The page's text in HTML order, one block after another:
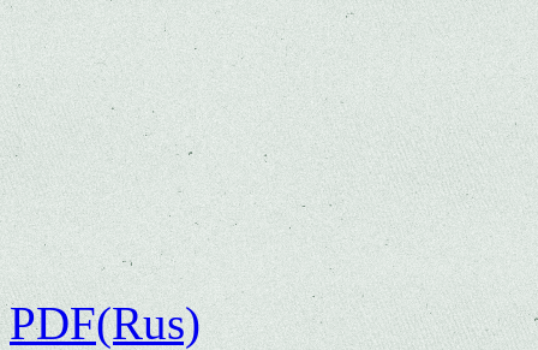
PDF(Rus)